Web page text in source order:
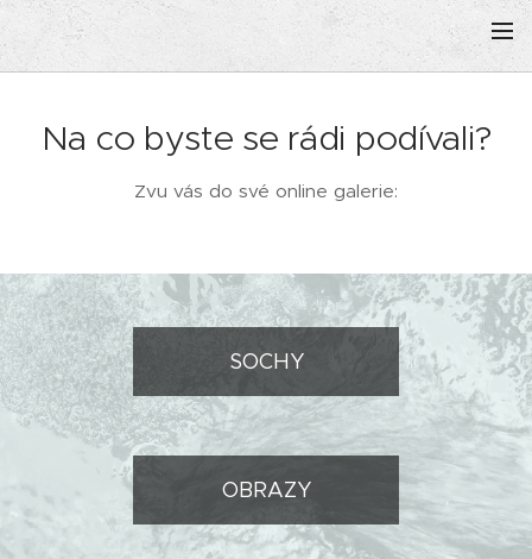
Na co byste se rádi podívali?
Zvu vás do své online galerie:
SOCHY
OBRAZY